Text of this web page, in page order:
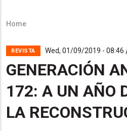
Breadcrumb
Home
REVISTA Wed, 01/09/2019 - 08:46
GENERACIÓN
172: A UN AÑO
LA